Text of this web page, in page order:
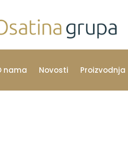
nama Novosti Proizvodnja